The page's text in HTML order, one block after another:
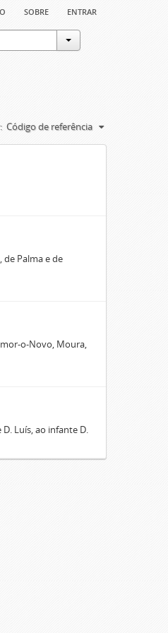
sobre entrar
Código de referência
Palma e de
o-Novo, Moura,
Luís, ao infante D.